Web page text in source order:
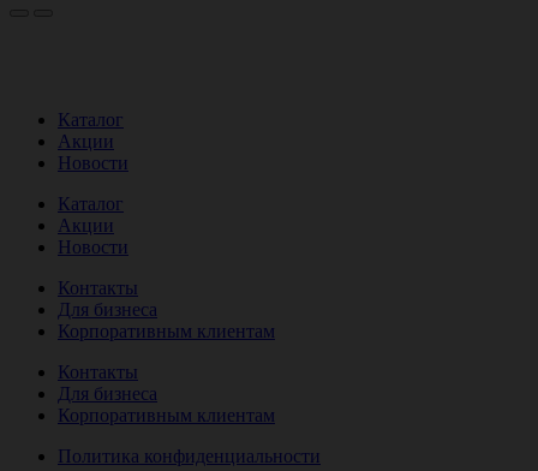
Каталог
Акции
Новости
Каталог
Акции
Новости
Контакты
Для бизнеса
Корпоративным клиентам
Контакты
Для бизнеса
Корпоративным клиентам
Политика конфиденциальности